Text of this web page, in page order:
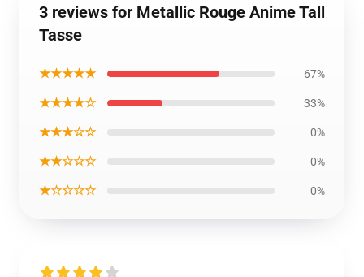
3 reviews for Metallic Rouge Anime Tall
Tasse
★★★★★ 67%
★★★★☆ 33%
★★★☆☆ 0%
★★☆☆☆ 0%
★☆☆☆☆ 0%